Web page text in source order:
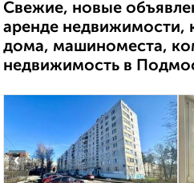
Свежие, новые
аренде недвижимости,
дома, машиноместа,
недвижимость в
‹